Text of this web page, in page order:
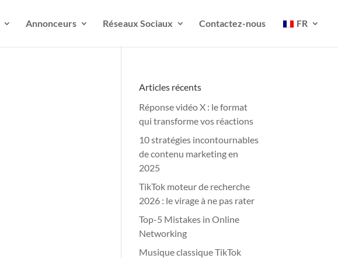
Annonceurs Réseaux Sociaux Contactez-nous FR
Articles récents
Réponse vidéo X : le format
qui transforme vos réactions
10 stratégies incontournables
de contenu marketing en
2025
TikTok moteur de recherche
2026 : le virage à ne pas rater
Top-5 Mistakes in Online
Networking
Musique classique TikTok